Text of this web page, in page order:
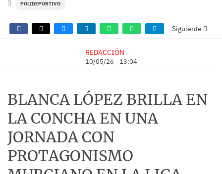
POLIDEPORTIVO
Siguiente
REDACCIÓN
10/05/26 - 13:04
BLANCA LÓPEZ BRILLA EN
LA CONCHA EN UNA
JORNADA CON
PROTAGONISMO